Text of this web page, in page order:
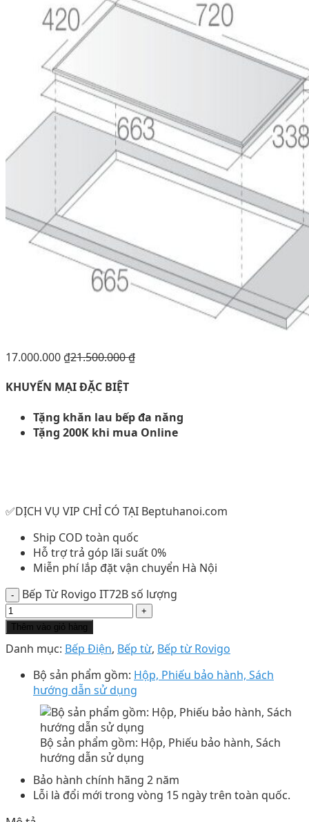
17.000.000 ₫21.500.000₫
KHUYẾN MẠI ĐẶC BIỆT
Tặng khăn lau bếp đa năng
Tặng 200K khi mua Online
✅DỊCH VỤ VIP CHỈ CÓ TẠI Beptuhanoi.com
Ship COD toàn quốc
Hỗ trợ trả góp lãi suất 0%
Miễn phí lắp đặt vận chuyển Hà Nội
Bếp Từ Rovigo IT72B số lượng
Thêm vào giỏ hàng
Danh mục: Bếp Điện, Bếp từ, Bếp từ Rovigo
Bộ sản phẩm gồm: Hộp, Phiếu bảo hành, Sách
hướng dẫn sử dụng
Bộ sản phẩm gồm: Hộp, Phiếu bảo hành, Sách
hướng dẫn sử dụng
Bảo hành chính hãng 2 năm
Lỗi là đổi mới trong vòng 15 ngày trên toàn quốc.